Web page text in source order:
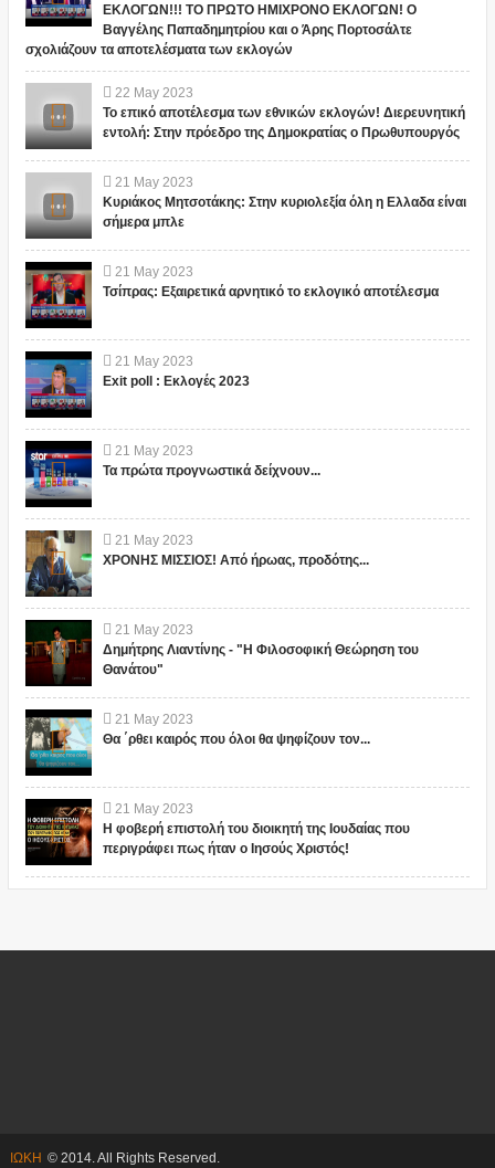
ΕΚΛΟΓΩΝ!!! ΤΟ ΠΡΩΤΟ ΗΜΙΧΡΟΝΟ ΕΚΛΟΓΩΝ! Ο
Βαγγέλης Παπαδημητρίου και ο Άρης Πορτοσάλτε
σχολιάζουν τα αποτελέσματα των εκλογών
22 May 2023
Το επικό αποτέλεσμα των εθνικών εκλογών! Διερευνητική
εντολή: Στην πρόεδρο της Δημοκρατίας ο Πρωθυπουργός
21 May 2023
Κυριάκος Μητσοτάκης: Στην κυριολεξία όλη η Ελλαδα είναι
σήμερα μπλε
21 May 2023
Τσίπρας: Εξαιρετικά αρνητικό το εκλογικό αποτέλεσμα
21 May 2023
Exit poll : Εκλογές 2023
21 May 2023
Τα πρώτα προγνωστικά δείχνουν...
21 May 2023
ΧΡΟΝΗΣ ΜΙΣΣΙΟΣ! Από ήρωας, προδότης...
21 May 2023
Δημήτρης Λιαντίνης - "Η Φιλοσοφική Θεώρηση του
Θανάτου"
21 May 2023
Θα ΄ρθει καιρός που όλοι θα ψηφίζουν τον...
21 May 2023
Η φοβερή επιστολή του διοικητή της Ιουδαίας που
περιγράφει πως ήταν ο Ιησούς Χριστός!
ΙΩΚΗ © 2014. All Rights Reserved.